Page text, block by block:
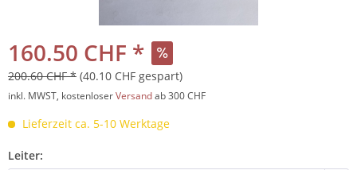
160.50 CHF *
200.60 CHF * (40.10 CHF gespart)
inkl. MWST, kostenloserVersandab 300 CHF
Lieferzeit ca. 5-10 Werktage
Leiter: